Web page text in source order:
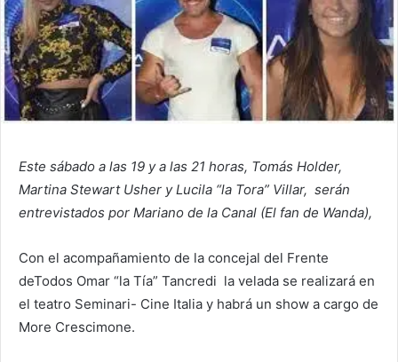
Este sábado a las 19 y a las 21 horas, Tomás Holder,
Martina Stewart Usher y Lucila “la Tora” Villar, serán
entrevistados por Mariano de la Canal (El fan de Wanda),
Con el acompañamiento de la concejal del Frente
deTodos Omar “la Tía” Tancredi la velada se realizará en
el teatro Seminari- Cine Italia y habrá un show a cargo de
More Crescimone.